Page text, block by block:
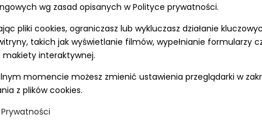
wg zasad opisanych w Polityce prywatności.
pliki cookies, ograniczasz lub wykluczasz działanie
takich jak wyświetlanie filmów, wypełnianie formularzy
makiety interaktywnej.
momencie możesz zmienić ustawienia przeglądarki w
z plików cookies.
Sprawdź podobne lokale
WOLNE